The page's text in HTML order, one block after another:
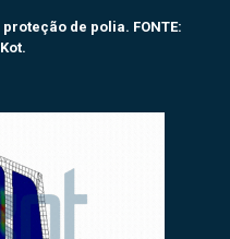
de polia. FONTE: